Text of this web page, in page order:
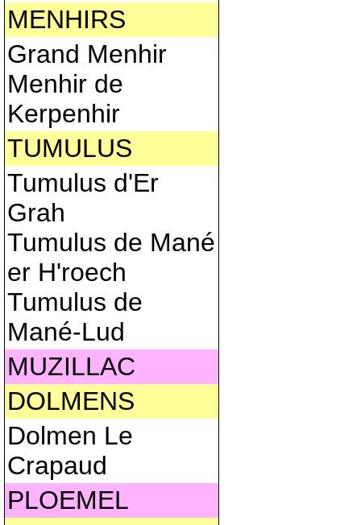
MENHIRS
Grand Menhir
Menhir de
Kerpenhir
TUMULUS
Tumulus d'Er
Grah
Tumulus de Mané
er H'roech
Tumulus de
Mané-Lud
MUZILLAC
DOLMENS
Dolmen Le
Crapaud
PLOEMEL